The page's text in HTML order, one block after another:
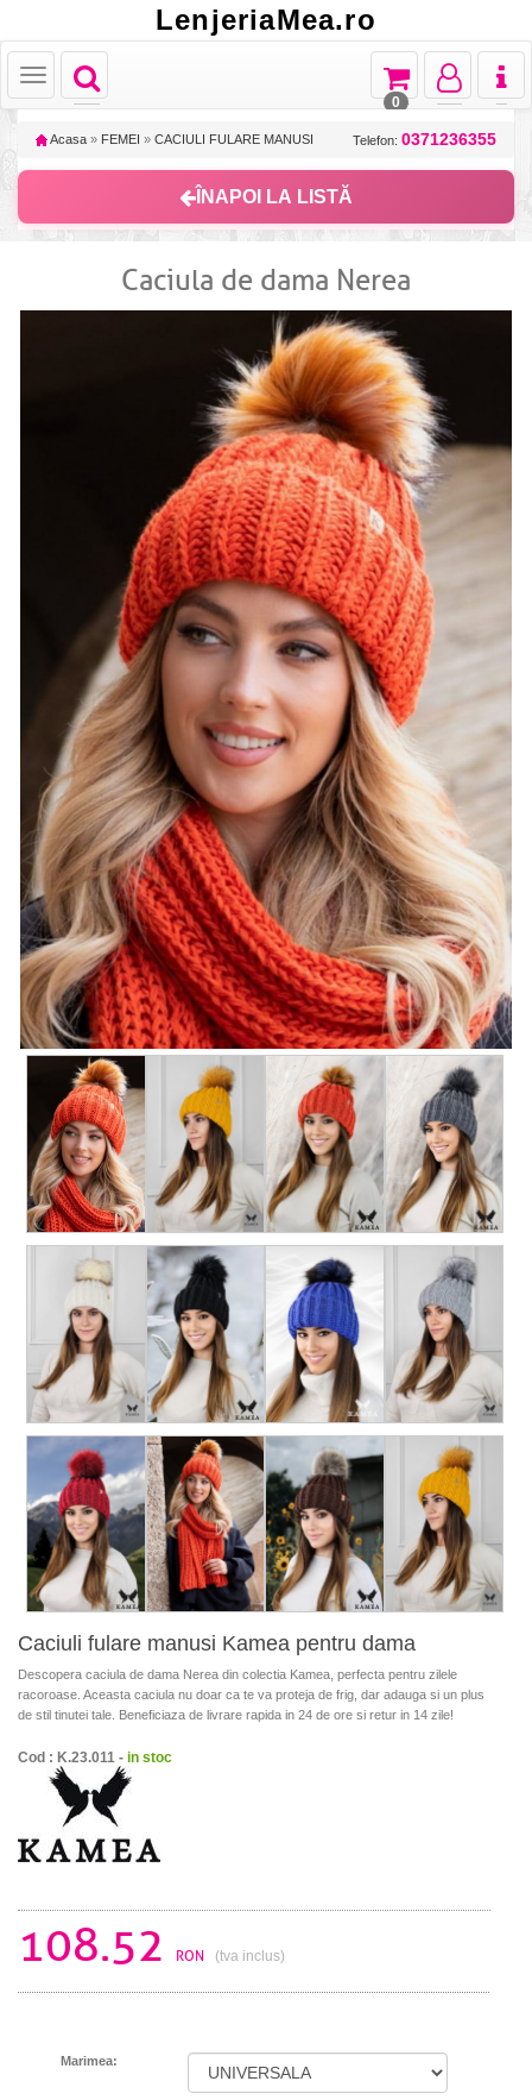
LenjeriaMea.ro
Toggle
navigation
Toggle
Toggle
navigation
Toggle
navigation
Toggle
navigation
0
Acasa » FEMEI » CACIULI FULARE MANUSI Telefon: 0371236355
ÎNAPOI LA LISTĂ
Caciula de dama Nerea
Caciuli fulare manusi Kamea pentru dama
Descopera caciula de dama Nerea din colectia Kamea, perfecta pentru zilele
racoroase. Aceasta caciula nu doar ca te va proteja de frig, dar adauga si un plus
de stil tinutei tale. Beneficiaza de livrare rapida in 24 de ore si retur in 14 zile!
Cod : K.23.011 - in stoc
108.52 RON (tva inclus)
Marimea: